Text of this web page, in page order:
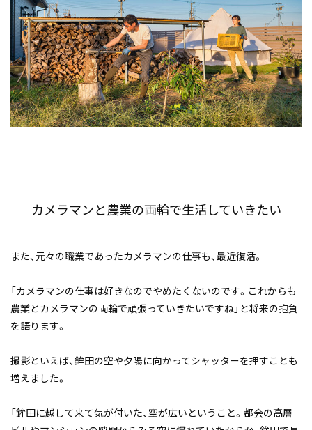
カメラマンと農業の両輪で生活していきたい
また、元々の職業であったカメラマンの仕事も、最近復活。
「カメラマンの仕事は好きなのでやめたくないのです。これからも
農業とカメラマンの両輪で頑張っていきたいですね」と将来の抱負
を語ります。
撮影といえば、鉾田の空や夕陽に向かってシャッターを押すことも
増えました。
「鉾田に越して来て気が付いた、空が広いということ。都会の高層